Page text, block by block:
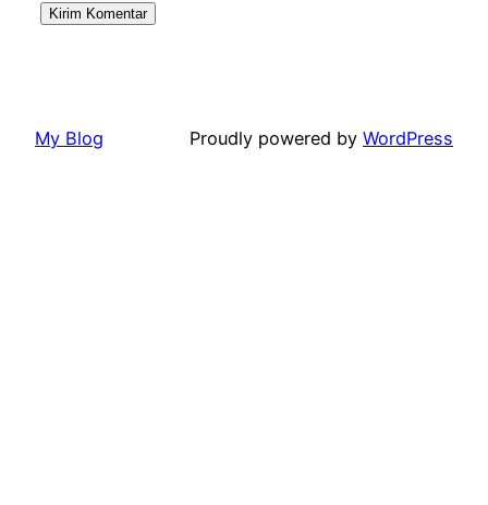
My Blog Proudly powered by WordPress